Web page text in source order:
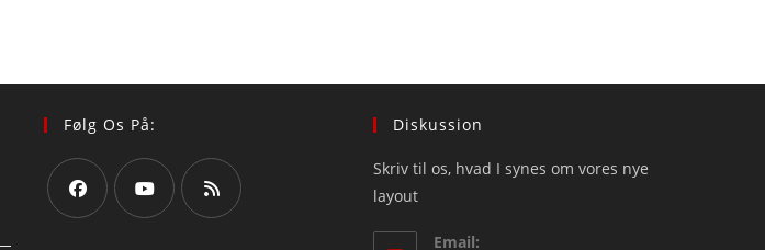
Følg Os På: Diskussion
Skriv til os, hvad I synes om vores nye
layout
Email: